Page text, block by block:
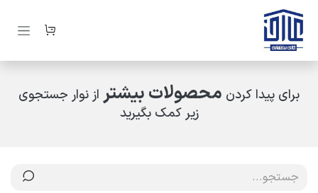
صرف نظر و مشاهده محتوا
برای پیدا کردن محصولات بیشتر از نوار جستجوی
زیر کمک بگیرید